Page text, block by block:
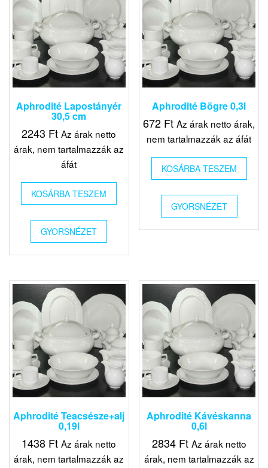
Aphrodité Lapostányér
30,5 cm
2243 Ft Az árak netto
árak, nem tartalmazzák az
áfát
KOSÁRBA TESZEM
GYORSNÉZET
Aphrodité Bögre 0,3l
672 Ft Az árak netto árak,
nem tartalmazzák az áfát
KOSÁRBA TESZEM
GYORSNÉZET
Aphrodité Teacsésze+alj
0,19l
1438 Ft Az árak netto
árak, nem tartalmazzák az
Aphrodité Kávéskanna
0,6l
2834 Ft Az árak netto
árak, nem tartalmazzák az